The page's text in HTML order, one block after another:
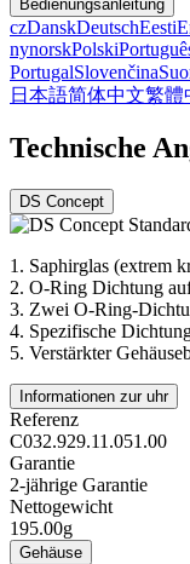
Bedienungsanleitung
czDanskDeutschEesti
nynorskPolski
PortugalSlovenčina
日本語简体中文繁體
Technische
DS Concept
1. Saphirglas (extrem
2. O-Ring Dichtung
3. Zwei O-Ring-
4. Spezifische
5. Verstärkter
Informationen zur uhr
Referenz
C032.929.11.051.00
Garantie
2-jährige Garantie
Nettogewicht
195.00g
Gehäuse